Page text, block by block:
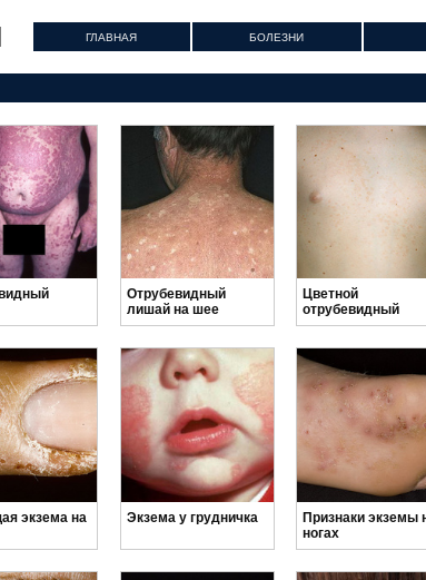
ГЛАВНАЯ БОЛЕЗНИ
Отрубевидный
лишай на шее
Цветной
отрубевидный
лишай
экзема на
Экзема у грудничка
Признаки экземы
ногах